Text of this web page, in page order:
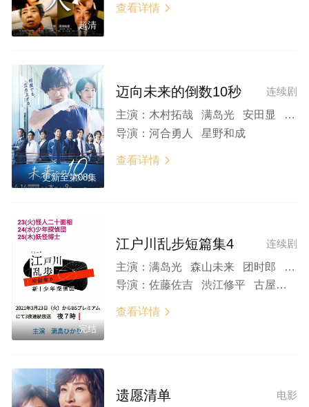
超清
查看详情 
更新至第08集
连续剧
迈向未来的倒数10秒
主演： 木村拓哉 满岛光 安田显 高桥海人 内田有纪 八岛智人 生濑胜久 柄本明 市毛良枝 马场彻 松雪崇 富田靖子
导演： 河合勇人 星野和成
查看详情 
完结
连续剧
江户川乱步短篇集4
主演： 满岛光 森山未来 团时郎 仲本工事 齐木茂 高桥来 岛田久作 村杉蝉之介 坂井真纪 岩井勇気 片岡哲也 三遊亭歌武蔵 磨赤儿 菅原永二 善雄善雄 藤原颯音 江原由希子
导演： 佐藤佐吉 渋江修平 古屋蔵人
查看详情 
电影
遗愿清单